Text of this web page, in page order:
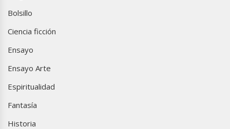
Bolsillo
Ciencia ficción
Ensayo
Ensayo Arte
Espiritualidad
Fantasía
Historia